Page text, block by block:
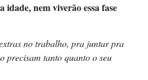
idade, nem viverão essa fase
no trabalho, pra juntar pra
precisam tanto quanto o seu